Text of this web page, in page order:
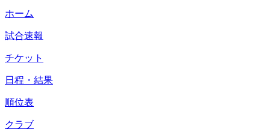
ホーム
試合速報
チケット
日程・結果
順位表
クラブ